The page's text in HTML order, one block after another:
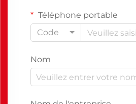
Téléphone portable
Code
Nom